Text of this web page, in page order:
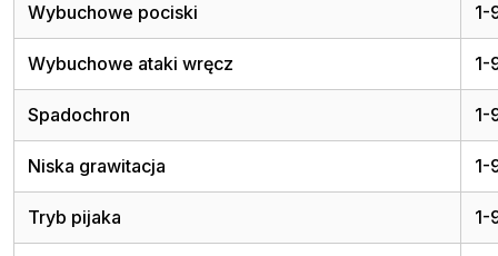
Wybuchowe pociski 1-
Wybuchowe ataki wręcz 1-
Spadochron 1-
Niska grawitacja 1-
Tryb pijaka 1-